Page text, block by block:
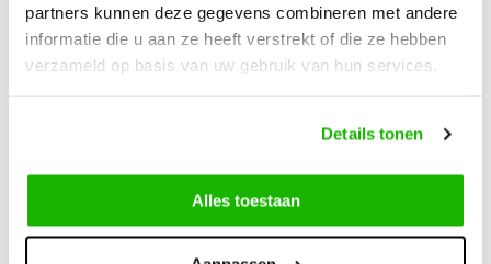
partners kunnen deze gegevens combineren met andere
informatie die u aan ze heeft verstrekt of die ze hebben
verzameld op basis van uw gebruik van hun services.
Details tonen
Alles toestaan